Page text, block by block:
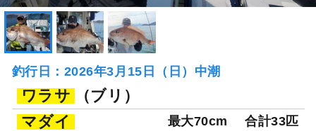
釣行日：2026年3月15日（日）中潮
ワラサ
（ブリ）
マダイ
最大70cm 合計33匹